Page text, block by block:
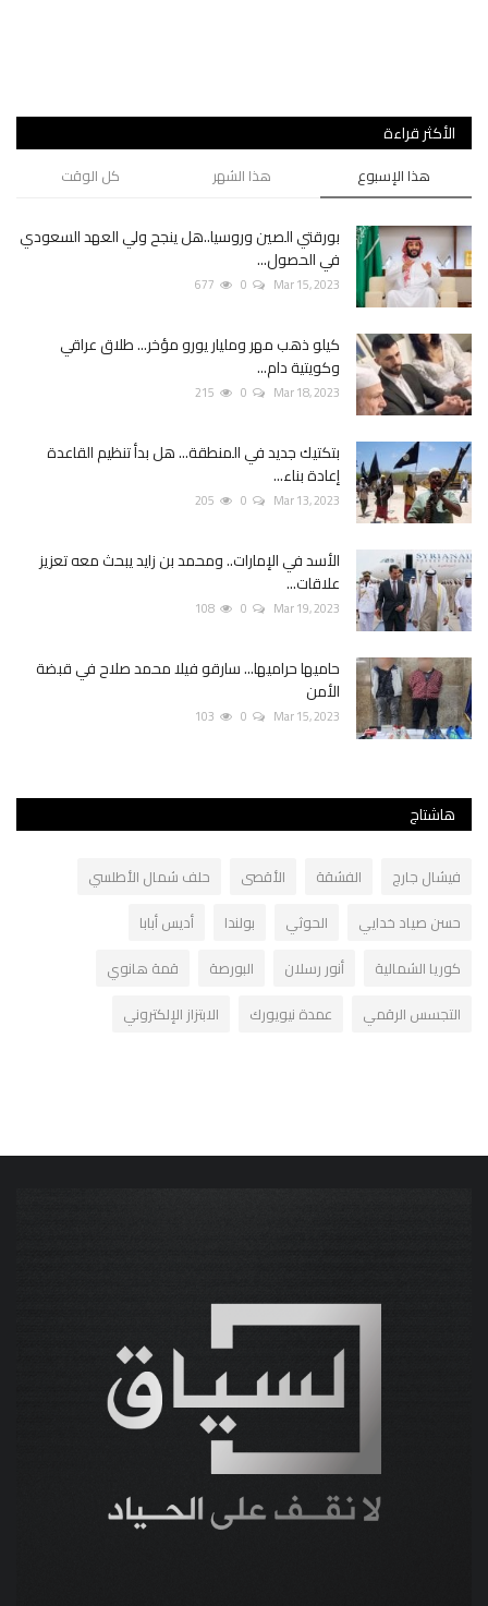
الأكثر قراءة
هذا الإسبوع هذا الشهر كل الوقت
بورقتي الصين وروسيا..هل ينجح ولي العهد السعودي
في الحصول...
Mar 15, 2023
0
677
كيلو ذهب مهر ومليار يورو مؤخر... طلاق عراقي
وكويتية دام...
Mar 18, 2023
0
215
بتكتيك جديد في المنطقة... هل بدأ تنظيم القاعدة
إعادة بناء...
Mar 13, 2023
0
205
الأسد في الإمارات.. ومحمد بن زايد يبحث معه تعزيز
علاقات...
Mar 19, 2023
0
108
حاميها حراميها... سارقو فيلا محمد صلاح في قبضة
الأمن
Mar 15, 2023
0
103
هاشتاج
فيشال جارج الفشقة الأقصى
حلف شمال الأطلسي
حسن صياد خدايي
الحوثي بولندا
أديس أبابا
كوريا الشمالية
أنور رسلان البورصة
قمة هانوي
التجسس الرقمي
عمدة نيويورك الابتزاز الإلكتروني